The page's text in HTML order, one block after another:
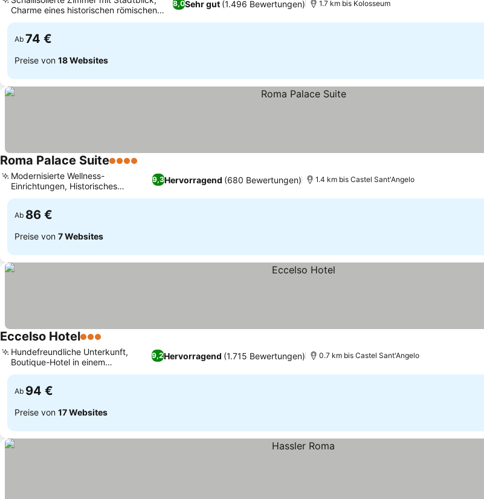
8,0Sehr gut (1.496 Bewertungen)
Charme eines historischen römischen
Stadthauses
1.7 km bis Kolosseum
Ab 74 €
Preise von 18 Websites
Roma Palace Suite4 Sterne
9,3Hervorragend (680 Bewertungen)
Modernisierte Wellness-
Einrichtungen, Historisches
römisches Wohnkonzept
1.4 km bis Castel Sant'Angelo
Ab 86 €
Preise von 7 Websites
Eccelso Hotel3 Sterne
9,2Hervorragend (1.715 Bewertungen)
Hundefreundliche Unterkunft,
Boutique-Hotel in einem
historischen Gebäude
0.7 km bis Castel Sant'Angelo
Ab 94 €
Preise von 17 Websites